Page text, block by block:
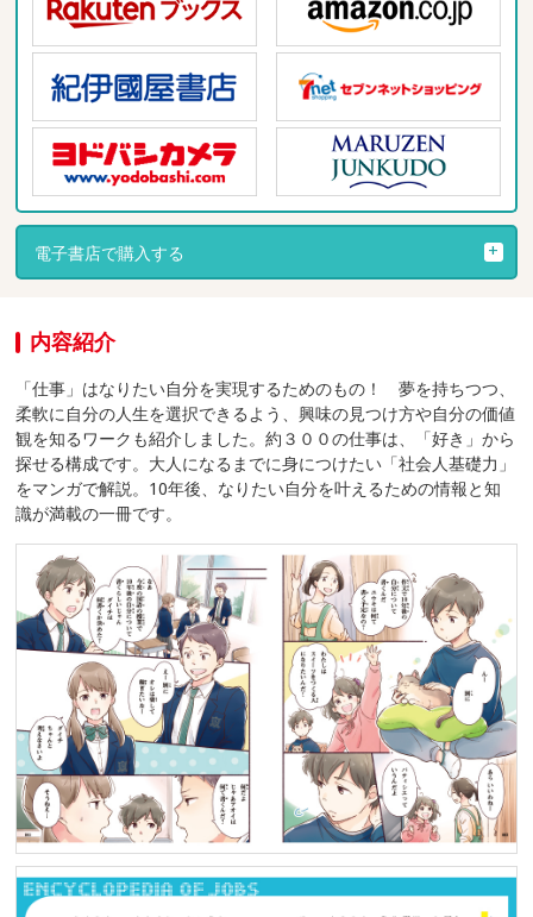
電子書店で購入する
内容紹介
「仕事」はなりたい自分を実現するためのもの！ 夢を持ちつつ、
柔軟に自分の人生を選択できるよう、興味の見つけ方や自分の価値
観を知るワークも紹介しました。約３００の仕事は、「好き」から
探せる構成です。大人になるまでに身につけたい「社会人基礎力」
をマンガで解説。10年後、なりたい自分を叶えるための情報と知
識が満載の一冊です。